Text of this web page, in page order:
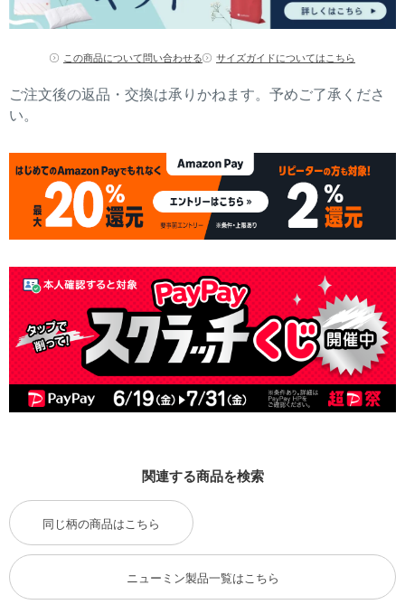
この商品について問い合わせる サイズガイドについてはこちら
ご注文後の返品・交換は承りかねます。予めご了承くださ
い。
関連する商品を検索
同じ柄の商品はこちら
ニューミン製品一覧はこちら